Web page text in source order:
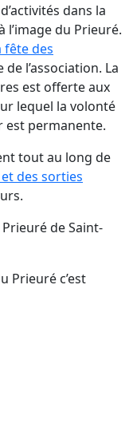
dans la
l’image du Prieuré.
fête des
l’association. La
est offerte aux
lequel la volonté
est permanente.
tout au long de
des sorties
de Saint-
Prieuré c’est